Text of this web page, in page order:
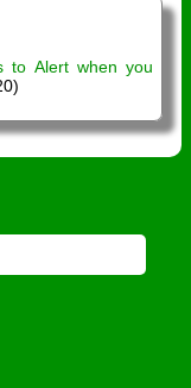
to Alert when you